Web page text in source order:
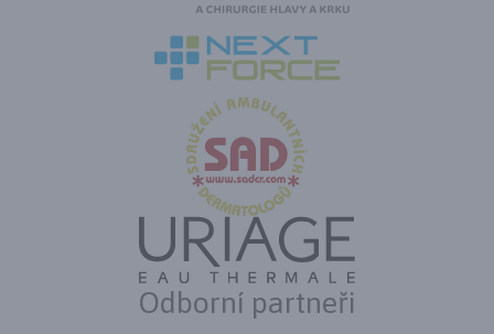
Odborní partneři